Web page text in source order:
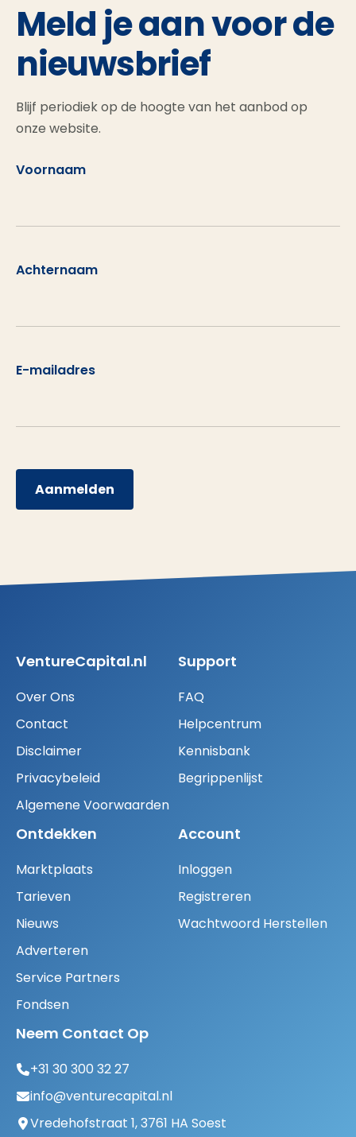
Meld je aan voor de
nieuwsbrief
Blijf periodiek op de hoogte van het aanbod op
onze website.
Voornaam
Achternaam
E-mailadres
Aanmelden
VentureCapital.nl
Over Ons
Contact
Disclaimer
Privacybeleid
Algemene Voorwaarden
Support
FAQ
Helpcentrum
Kennisbank
Begrippenlijst
Ontdekken
Marktplaats
Tarieven
Nieuws
Adverteren
Service Partners
Fondsen
Account
Inloggen
Registreren
Wachtwoord Herstellen
Neem Contact Op
+31 30 300 32 27
info@venturecapital.nl
Vredehofstraat 1, 3761 HA Soest